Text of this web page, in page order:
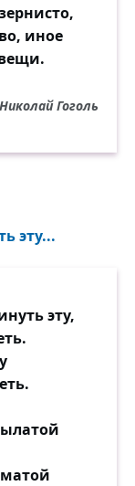
иное
Николай Гоголь
эту...
эту,